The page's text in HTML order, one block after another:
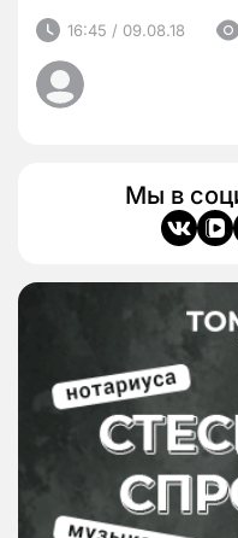
16:45 / 09.08.18
Мы в